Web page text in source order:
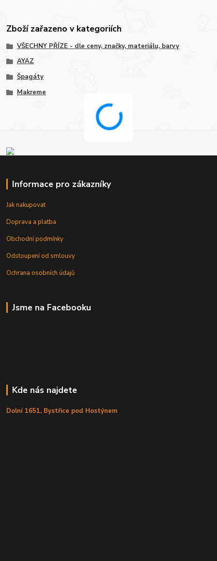
Zboží zařazeno v kategoriích
VŠECHNY PŘÍZE - dle ceny, značky, materiálu, barvy
AYAZ
Špagáty
Makreme
Informace pro zákazníky
Jak nakupovat
Doprava a platba
Obchodní podmínky
Odstoupení od smlouvy
Ochrana osobních údajů
Jsme na Facebooku
Kde nás najdete
Dolní 1651, Bystřice pod Hostýnem